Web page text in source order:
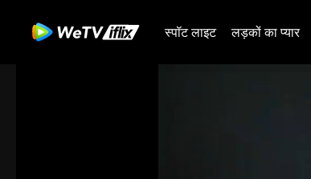
स्पॉट लाइट लड़कों का प्यार